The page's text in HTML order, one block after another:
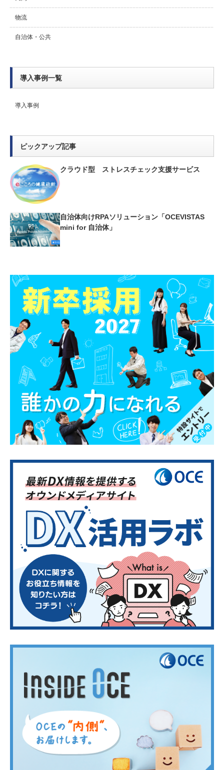
物流
自治体・公共
導入事例一覧
導入事例
ピックアップ記事
クラウド型 ストレスチェック支援サービス
自治体向けRPAソリューション「OCEVISTAS
mini for 自治体」